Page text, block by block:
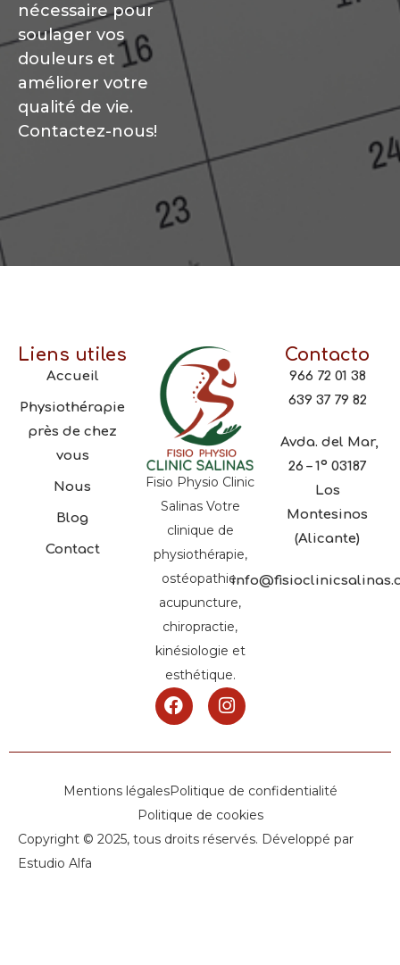
nécessaire pour
soulager vos
douleurs et
améliorer votre
qualité de vie.
Contactez-nous!
Liens utiles
Accueil
Physiothérapie
près de chez
vous
Nous
Blog
Contact
Fisio Physio Clinic
Salinas Votre
clinique de
physiothérapie,
ostéopathie,
acupuncture,
chiropractie,
kinésiologie et
esthétique.
Contacto
966 72 01 38
639 37 79 82
Avda. del Mar,
26 – 1º 03187
Los
Montesinos
(Alicante)
Mentions légalesPolitique de confidentialité
Politique de cookies
Copyright © 2025, tous droits réservés. Développé par
Estudio Alfa